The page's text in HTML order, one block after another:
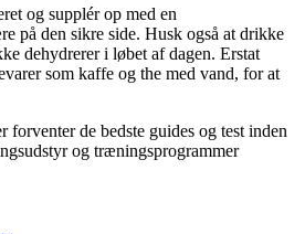
og supplér op med en
på den sikre side. Husk også at drikke
dehydrerer i løbet af dagen. Erstat
som kaffe og the med vand, for at
de bedste guides og test inden
og træningsprogrammer